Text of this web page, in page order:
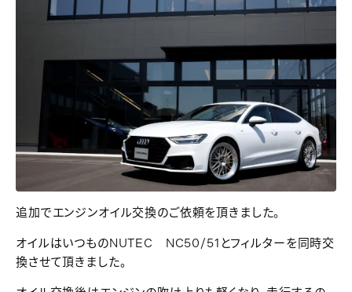
追加でエンジンオイル交換のご依頼を頂きました。
オイルはいつものNUTEC NC50/51とフィルターを同時交
換させて頂きました。